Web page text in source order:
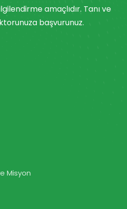
amaçlıdır. Tanı ve
başvurunuz.
Misyon